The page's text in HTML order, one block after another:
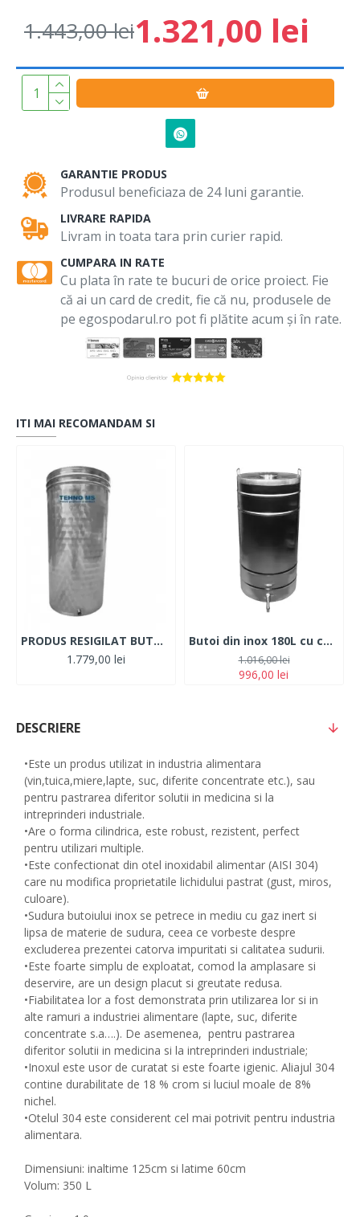
1.321,00 lei
1.443,00 lei
GARANTIE PRODUS
Produsul beneficiaza de 24 luni garantie.
LIVRARE RAPIDA
Livram in toata tara prin curier rapid.
CUMPARA IN RATE
Cu plata în rate te bucuri de orice proiect. Fie
că ai un card de credit, fie că nu, produsele de
pe egospodarul.ro pot fi plătite acum și în rate.
ITI MAI RECOMANDAM SI
PRODUS RESIGILAT BUTOI DIN INOX ITALIA CU CAPAC FLOTANT BUSONAT 300L
1.779,00 lei
Butoi din inox 180L cu capac si canea
996,00 lei
1.016,00 lei
DESCRIERE
•Este un produs utilizat in industria alimentara
(vin,tuica,miere,lapte, suc, diferite concentrate etc.), sau
pentru pastrarea diferitor solutii in medicina si la
intreprinderi industriale.
•Are o forma cilindrica, este robust, rezistent, perfect
pentru utilizari multiple.
•Este confectionat din otel inoxidabil alimentar (AISI 304)
care nu modifica proprietatile lichidului pastrat (gust, miros,
culoare).
•Sudura butoiului inox se petrece in mediu cu gaz inert si
lipsa de materie de sudura, ceea ce vorbeste despre
excluderea prezentei catorva impuritati si calitatea sudurii.
•Este foarte simplu de exploatat, comod la amplasare si
deservire, are un design placut si greutate redusa.
•Fiabilitatea lor a fost demonstrata prin utilizarea lor si in
alte ramuri a industriei alimentare (lapte, suc, diferite
concentrate s.a….). De asemenea, pentru pastrarea
diferitor solutii in medicina si la intreprinderi industriale;
•Inoxul este usor de curatat si este foarte igienic. Aliajul 304
contine durabilitate de 18 % crom si luciul moale de 8%
nichel.
•Otelul 304 este considerent cel mai potrivit pentru industria
alimentara.
Dimensiuni: inaltime 125cm si latime 60cm
Volum: 350 L